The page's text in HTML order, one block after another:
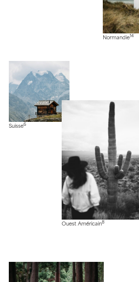
Normandie14
Suisse6
Ouest Américain8